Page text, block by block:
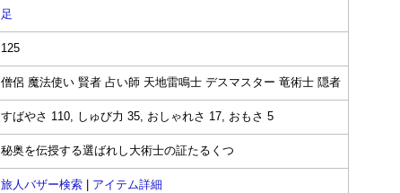
足
125
僧侶 魔法使い 賢者 占い師 天地雷鳴士 デスマスター 竜術士 隠者
すばやさ 110, しゅび力 35, おしゃれさ 17, おもさ 5
秘奥を伝授する選ばれし大術士の証たるくつ
旅人バザー検索 アイテム詳細